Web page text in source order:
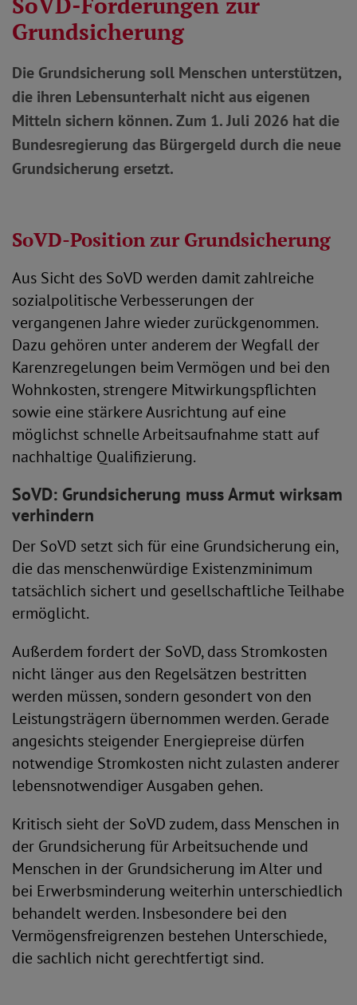
Grundsicherung
Die Grundsicherung soll Menschen unterstützen,
die ihren Lebensunterhalt nicht aus eigenen
Mitteln sichern können. Zum 1. Juli 2026 hat die
Bundesregierung das Bürgergeld durch die neue
Grundsicherung ersetzt.
SoVD-Position zur Grundsicherung
Aus Sicht des SoVD werden damit zahlreiche
sozialpolitische Verbesserungen der
vergangenen Jahre wieder zurückgenommen.
Dazu gehören unter anderem der Wegfall der
Karenzregelungen beim Vermögen und bei den
Wohnkosten, strengere Mitwirkungspflichten
sowie eine stärkere Ausrichtung auf eine
möglichst schnelle Arbeitsaufnahme statt auf
nachhaltige Qualifizierung.
SoVD: Grundsicherung muss Armut wirksam
verhindern
Der SoVD setzt sich für eine Grundsicherung ein,
die das menschenwürdige Existenzminimum
tatsächlich sichert und gesellschaftliche Teilhabe
ermöglicht.
Außerdem fordert der SoVD, dass Stromkosten
nicht länger aus den Regelsätzen bestritten
werden müssen, sondern gesondert von den
Leistungsträgern übernommen werden. Gerade
angesichts steigender Energiepreise dürfen
notwendige Stromkosten nicht zulasten anderer
lebensnotwendiger Ausgaben gehen.
Kritisch sieht der SoVD zudem, dass Menschen in
der Grundsicherung für Arbeitsuchende und
Menschen in der Grundsicherung im Alter und
bei Erwerbsminderung weiterhin unterschiedlich
behandelt werden. Insbesondere bei den
Vermögensfreigrenzen bestehen Unterschiede,
die sachlich nicht gerechtfertigt sind.